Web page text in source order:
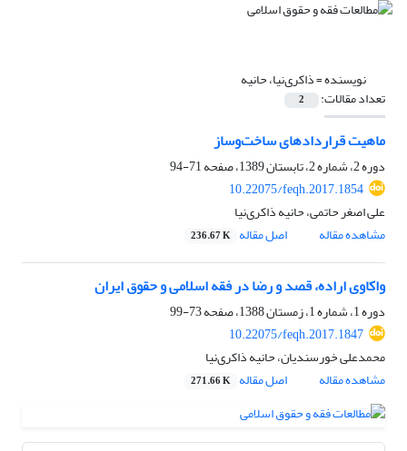
نویسنده =ذاکری‌نیا، حانیه
تعداد مقالات: 2
ماهیت قراردادهای ساخت‌وساز
دوره 2، شماره 2، تابستان 1389، صفحه
71-94
10.22075/feqh.2017.1854
علی اصغر حاتمی، حانیه ذاکری‌نیا
مشاهده مقاله
اصل مقاله 236.67 K
واکاوی اراده، قصد و رضا در فقه اسلامی و حقوق ایران
دوره 1، شماره 1، زمستان 1388، صفحه
73-99
10.22075/feqh.2017.1847
محمدعلی خورسندیان، حانیه ذاکری‌نیا
مشاهده مقاله
اصل مقاله 271.66 K